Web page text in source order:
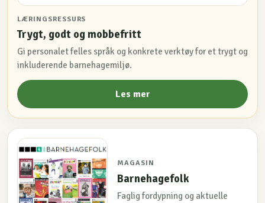
LÆRINGSRESSURS
Trygt, godt og mobbefritt
Gi personalet felles språk og konkrete verktøy for et trygt og
inkluderende barnehagemiljø.
Les mer
MAGASIN
Barnehagefolk
Faglig fordypning og aktuelle